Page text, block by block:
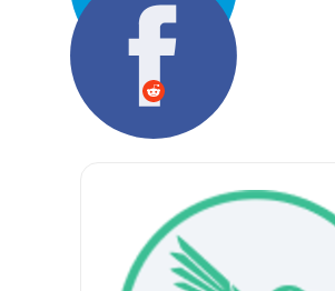
Chia sẻ: